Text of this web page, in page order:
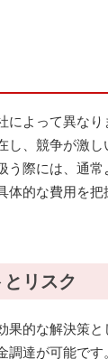
よって異な
、競争が激
際には、通
的な費用を
リスク
的な解決策と
達が可能で